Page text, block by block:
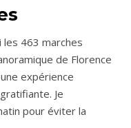
les 463 marches
de Florence
expérience
Je
pour éviter la